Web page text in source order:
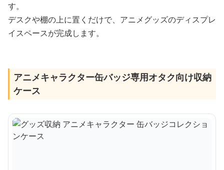
す。
デスクや棚の上に置くだけで、アニメグッズのディスプレ
イスペースが完成します。
アニメキャラクター缶バッジ専用オタク向け収納
ケース